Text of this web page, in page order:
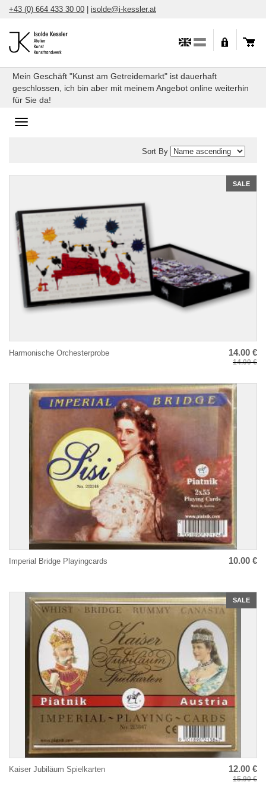
Skip+43 (0) 664 433 30 00 | isolde@i-kessler.at
Mein Geschäft "Kunst am Getreidemarkt" ist dauerhaft
geschlossen, ich bin aber mit meinem Angebot online weiterhin
für Sie da!
Toggle
Sort By
SALE
Harmonische Orchesterprobe 14.00 €
14.00 €
Imperial Bridge Playingcards 10.00 €
SALE
Kaiser Jubiläum Spielkarten 12.00 €
15.90 €